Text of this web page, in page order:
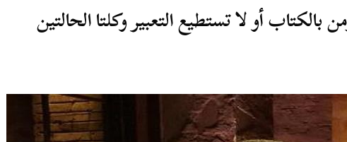
أو لا تستطيع التعبير وكلتا الحالتين